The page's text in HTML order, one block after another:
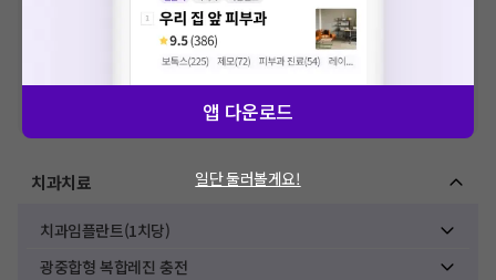
비급여 항목의 경우,추가비용 등으로 실제 가격과 상이할 수 있으니, 정확
한 가격은 해당 의료기관에 직접 문의해주세요.
건강보험심사평가원 에 고지되어 있는 급여 진료 기준 가
격입니다. (진료와 연관된 복합적인 비용이 추가되어, 병원마다 금액이 다르게
산정될 수 있는 점 참고 바랍니다.)
VAT 포함
치과치료
치과임플란트(1치당)
광중합형 복합레진 충전
앱 다운로드
일단 둘러볼게요!